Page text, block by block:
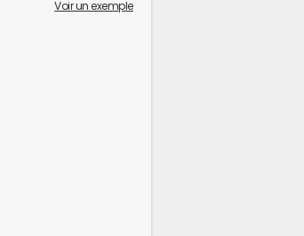
Voir un exemple